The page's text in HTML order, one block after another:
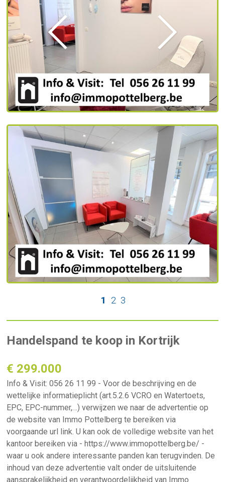
Vorige Volgende
1 2 3
Handelspand te koop in Kortrijk
€ 299.000
Info & Visit: 056 26 11 99 - Voor de beschrijving en de
wettelijke informatieplicht (art.5.2.6 VCRO en Watertoets,
EPC, EPC-nummer,…) verwijzen we naar de advertentie op
de website van Immo Pottelberg te bereiken via
voorgaande url link. U kan ook de volledige website van het
kantoor bereiken via - https://www.immopottelberg.be/ -
waar u ook andere interessante panden kan terugvinden. De
inhoud van deze advertentie valt onder de uitsluitende
aansprakelijkheid en verantwoordelijkheid van Immo